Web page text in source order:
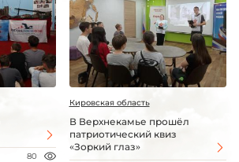
80
Кировская область
В Верхнекамье прошёл
патриотический квиз
«Зоркий глаз»